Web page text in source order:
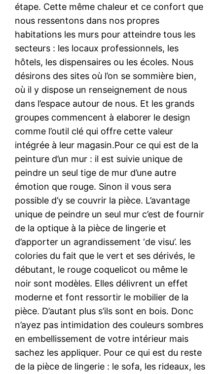
étape. Cette même chaleur et ce confort que
nous ressentons dans nos propres
habitations les murs pour atteindre tous les
secteurs : les locaux professionnels, les
hôtels, les dispensaires ou les écoles. Nous
désirons des sites où l’on se sommière bien,
où il y dispose un renseignement de nous
dans l’espace autour de nous. Et les grands
groupes commencent à elaborer le design
comme l’outil clé qui offre cette valeur
intégrée à leur magasin.Pour ce qui est de la
peinture d’un mur : il est suivie unique de
peindre un seul tige de mur d’une autre
émotion que rouge. Sinon il vous sera
possible d’y se couvrir la pièce. L’avantage
unique de peindre un seul mur c’est de fournir
de la optique à la pièce de lingerie et
d’apporter un agrandissement ‘de visu’. les
colories du fait que le vert et ses dérivés, le
débutant, le rouge coquelicot ou même le
noir sont modèles. Elles délivrent un effet
moderne et font ressortir le mobilier de la
pièce. D’autant plus s’ils sont en bois. Donc
n’ayez pas intimidation des couleurs sombres
en embellissement de votre intérieur mais
sachez les appliquer. Pour ce qui est du reste
de la pièce de lingerie : le sofa, les rideaux, les